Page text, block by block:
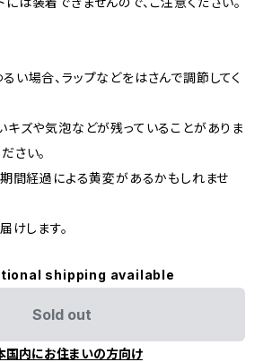
い場合、ラップなどをはさんで調節してく
キズや気泡などが残っていることがありま
さい。
期間経過による黄変があるかもしれませ
けします。
shipping available
Sold out
国内にお住まいの方向け